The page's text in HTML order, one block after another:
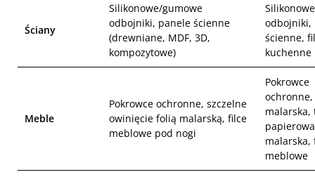
Ściany
Silikonowe/gumowe
odbojniki, panele ścienne
(drewniane, MDF, 3D,
kompozytowe)
odbojniki,
ścienne,
kuchenne
Meble
Pokrowce ochronne, szczelne
owinięcie folią malarską, filce
meblowe pod nogi
Pokrowce
malarska,
papierowa
malarska,
meblowe